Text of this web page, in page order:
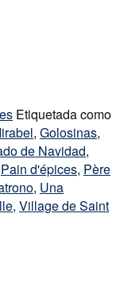
Etiquetada como
, Golosinas,
de Navidad,
Pain d'épices, Père
, Una
, Village de Saint